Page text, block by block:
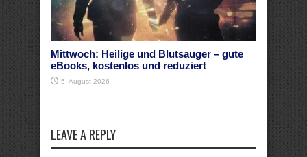
Mittwoch: Heilige und Blutsauger – gute
eBooks, kostenlos und reduziert
5. August 2026
LEAVE A REPLY